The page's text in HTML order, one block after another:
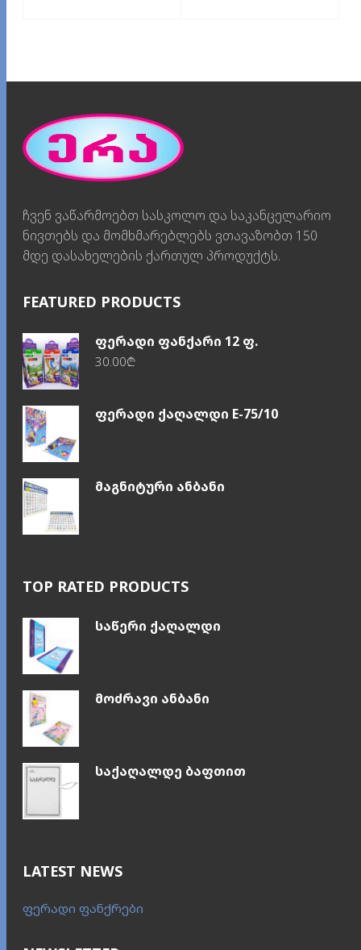
ჩვენ ვაწარმოებთ სასკოლო და საკანცელარიო
ნივთებს და მომხმარებლებს ვთავაზობთ 150
მდე დასახელების ქართულ პროდუქტს.
FEATURED PRODUCTS
ფერადი ფანქარი 12 ფ.
30.00₾
ფერადი ქაღალდი E-75/10
მაგნიტური ანბანი
TOP RATED PRODUCTS
საწერი ქაღალდი
მოძრავი ანბანი
საქაღალდე ბაფთით
LATEST NEWS
ფერადი ფანქრები